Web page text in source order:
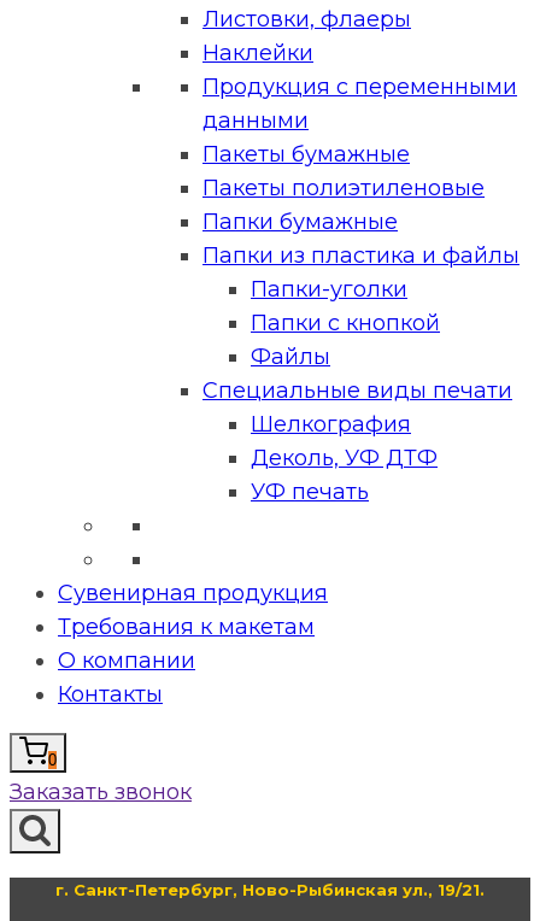
Листовки, флаеры
Наклейки
Продукция с переменными
данными
Пакеты бумажные
Пакеты полиэтиленовые
Папки бумажные
Папки из пластика и файлы
Папки-уголки
Папки с кнопкой
Файлы
Специальные виды печати
Шелкография
Деколь, УФ ДТФ
УФ печать
Сувенирная продукция
Требования к макетам
О компании
Контакты
0
Заказать звонок
г. Санкт-Петербург, Ново-Рыбинская ул., 19/21.